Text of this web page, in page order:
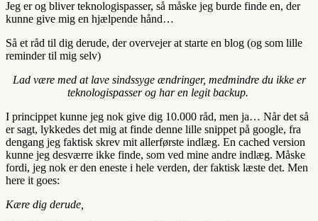
Jeg er og bliver teknologispasser, så måske jeg burde finde en, der
kunne give mig en hjælpende hånd…
Så et råd til dig derude, der overvejer at starte en blog (og som lille
reminder til mig selv)
Lad være med at lave sindssyge ændringer, medmindre du ikke er
teknologispasser og har en legit backup.
I princippet kunne jeg nok give dig 10.000 råd, men ja… Når det så
er sagt, lykkedes det mig at finde denne lille snippet på google, fra
dengang jeg faktisk skrev mit allerførste indlæg. En cached version
kunne jeg desværre ikke finde, som ved mine andre indlæg. Måske
fordi, jeg nok er den eneste i hele verden, der faktisk læste det. Men
here it goes:
Kære dig derude,